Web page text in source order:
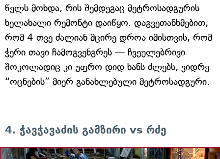
წელს მოხდა, რის შემდეგაც მეტროსადგურის
ხელახალი რემონტი დაიწყო. დაგვეთანხმებით,
რომ 4 თვე ძალიან მცირე დროა იმისთვის, რომ
ჭერი თავი ჩამოგვენგრეს — ჩვეულებრივი
შოკოლადიც კი უფრო დიდ ხანს ძლებს, ვიდრე
“ოცნების” მიერ განახლებული მეტროსადგური.
4. ჭავჭავაძის გამზირი vs რძე